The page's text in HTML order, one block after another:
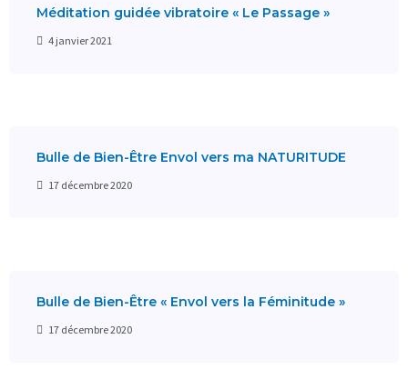
Méditation guidée vibratoire « Le Passage »
4 janvier 2021
Bulle de Bien-Être Envol vers ma NATURITUDE
17 décembre 2020
Bulle de Bien-Être « Envol vers la Féminitude »
17 décembre 2020